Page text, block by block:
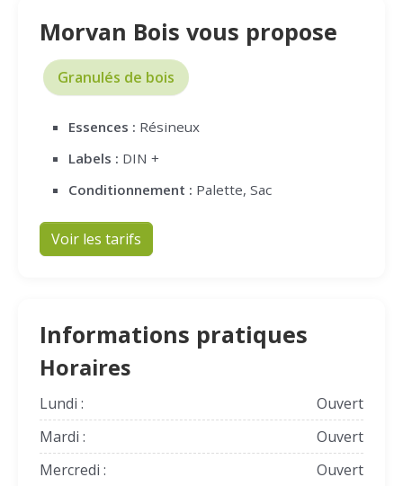
Morvan Bois vous propose
Granulés de bois
Essences : Résineux
Labels : DIN +
Conditionnement : Palette, Sac
Voir les tarifs
Informations pratiques
Horaires
Lundi :
Ouvert
Mardi :
Ouvert
Mercredi :
Ouvert